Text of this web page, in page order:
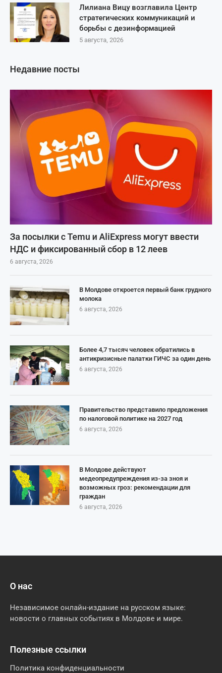
Лилиана Вицу возглавила Центр
стратегических коммуникаций и
борьбы с дезинформацией
5 августа, 2026
Недавние посты
За посылки с Temu и AliExpress могут ввести
НДС и фиксированный сбор в 12 леев
6 августа, 2026
В Молдове откроется первый банк грудного
молока
6 августа, 2026
Более 4,7 тысяч человек обратились в
антикризисные палатки ГИЧС за один день
6 августа, 2026
Правительство представило предложения
по налоговой политике на 2027 год
6 августа, 2026
В Молдове действуют
медеопредупреждения из-за зноя и
возможных гроз: рекомендации для
граждан
6 августа, 2026
О нас
Независимое онлайн-издание на русском языке:
новости о главных событиях в Молдове и мире.
Полезные ссылки
Политика конфиденциальности